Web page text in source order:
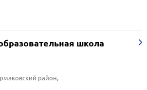
школа
район,